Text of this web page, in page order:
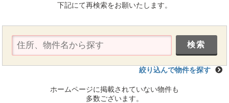
下記にて再検索をお願いたします。
絞り込んで物件を探す
ホームページに掲載されていない物件も
多数ございます。